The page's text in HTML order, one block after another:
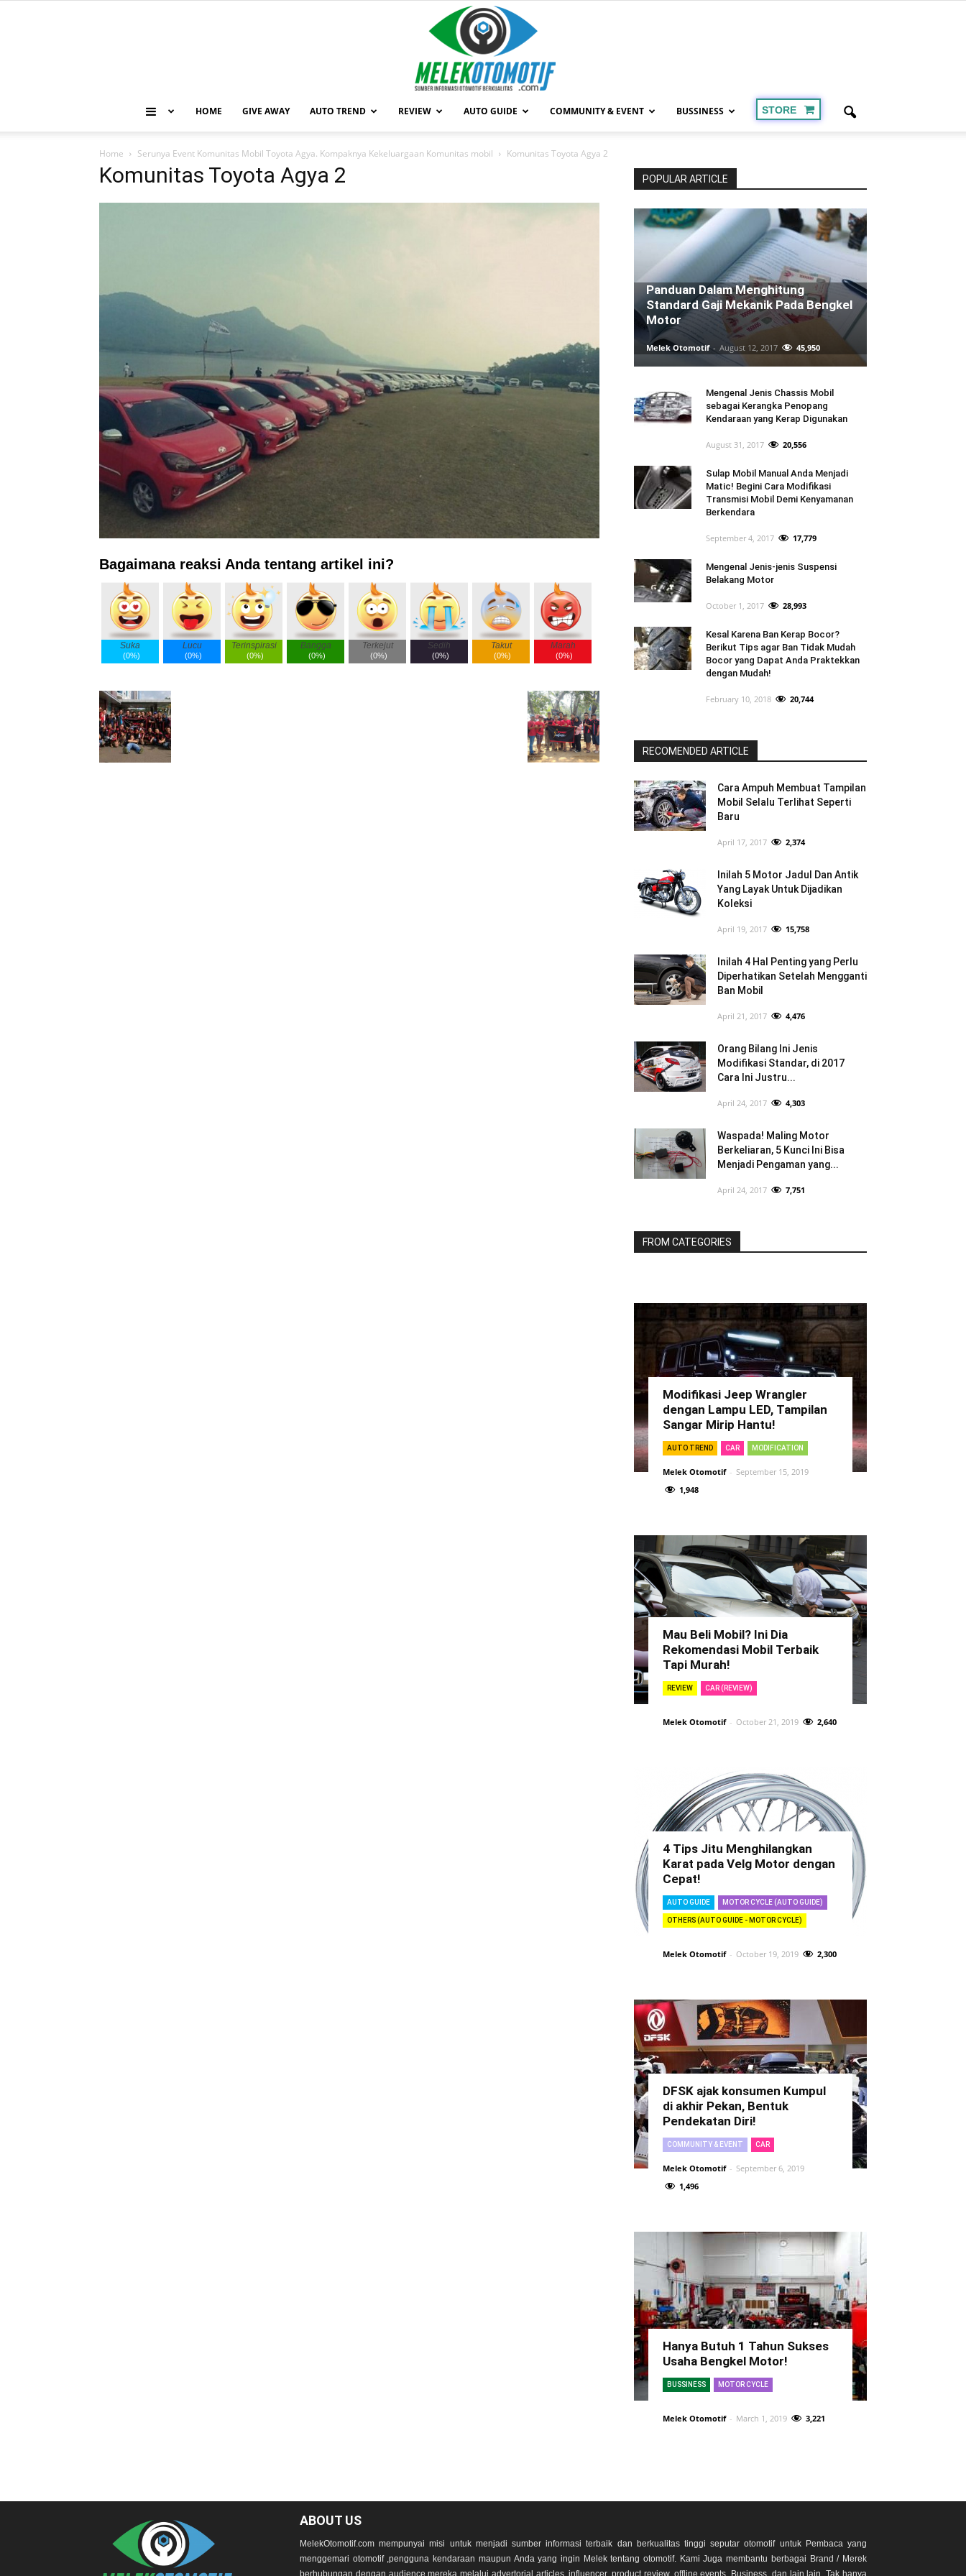
HOME GIVE AWAY AUTO TREND REVIEW AUTO GUIDE COMMUNITY & EVENT BUSSINESS STORE
Home Serunya Event Komunitas Mobil Toyota Agya. Kompaknya Kekeluargaan Komunitas mobil Komunitas Toyota Agya 2
Komunitas Toyota Agya 2
Bagaimana reaksi Anda tentang artikel ini?
Suka
(0%)
Lucu
(0%)
Terinspirasi
(0%)
Bangga
(0%)
Terkejut
(0%)
Sedih
(0%)
Takut
(0%)
Marah
(0%)
POPULAR ARTICLE
Panduan Dalam Menghitung
Standard Gaji Mekanik Pada Bengkel
Motor
Melek Otomotif - August 12, 2017 45,950
Mengenal Jenis Chassis Mobil
sebagai Kerangka Penopang
Kendaraan yang Kerap Digunakan
August 31, 2017 20,556
Sulap Mobil Manual Anda Menjadi
Matic! Begini Cara Modifikasi
Transmisi Mobil Demi Kenyamanan
Berkendara
September 4, 2017 17,779
Mengenal Jenis-jenis Suspensi
Belakang Motor
October 1, 2017 28,993
Kesal Karena Ban Kerap Bocor?
Berikut Tips agar Ban Tidak Mudah
Bocor yang Dapat Anda Praktekkan
dengan Mudah!
February 10, 2018 20,744
RECOMENDED ARTICLE
Cara Ampuh Membuat Tampilan
Mobil Selalu Terlihat Seperti
Baru
April 17, 2017 2,374
Inilah 5 Motor Jadul Dan Antik
Yang Layak Untuk Dijadikan
Koleksi
April 19, 2017 15,758
Inilah 4 Hal Penting yang Perlu
Diperhatikan Setelah Mengganti
Ban Mobil
April 21, 2017 4,476
Orang Bilang Ini Jenis
Modifikasi Standar, di 2017
Cara Ini Justru...
April 24, 2017 4,303
Waspada! Maling Motor
Berkeliaran, 5 Kunci Ini Bisa
Menjadi Pengaman yang...
April 24, 2017 7,751
FROM CATEGORIES
Modifikasi Jeep Wrangler
dengan Lampu LED, Tampilan
Sangar Mirip Hantu!
AUTO TREND CAR MODIFICATION
Melek Otomotif - September 15, 2019
1,948
Mau Beli Mobil? Ini Dia
Rekomendasi Mobil Terbaik
Tapi Murah!
REVIEW CAR (REVIEW)
Melek Otomotif - October 21, 2019 2,640
4 Tips Jitu Menghilangkan
Karat pada Velg Motor dengan
Cepat!
AUTO GUIDE MOTOR CYCLE (AUTO GUIDE)
OTHERS (AUTO GUIDE - MOTOR CYCLE)
Melek Otomotif - October 19, 2019 2,300
DFSK ajak konsumen Kumpul
di akhir Pekan, Bentuk
Pendekatan Diri!
COMMUNITY & EVENT CAR
Melek Otomotif - September 6, 2019
1,496
Hanya Butuh 1 Tahun Sukses
Usaha Bengkel Motor!
BUSSINESS MOTOR CYCLE
Melek Otomotif - March 1, 2019 3,221
ABOUT US
MelekOtomotif.com mempunyai misi untuk menjadi sumber informasi terbaik dan berkualitas tinggi seputar otomotif untuk Pembaca yang
menggemari otomotif ,pengguna kendaraan maupun Anda yang ingin Melek tentang otomotif. Kami Juga membantu berbagai Brand / Merek
berhubungan dengan audience mereka melalui advertorial articles, influencer, product review, offline events, Business, dan lain lain. Tak hanya